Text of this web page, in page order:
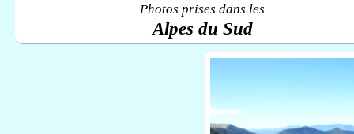
Photos prises dans les
Alpes du Sud